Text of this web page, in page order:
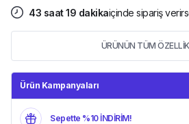
43 saat 19 dakikaiçinde sipariş
ÜRÜNÜN TÜM
Ürün Kampanyaları
Sepette %10 İNDİRİM!